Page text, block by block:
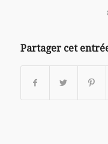
Partager cet